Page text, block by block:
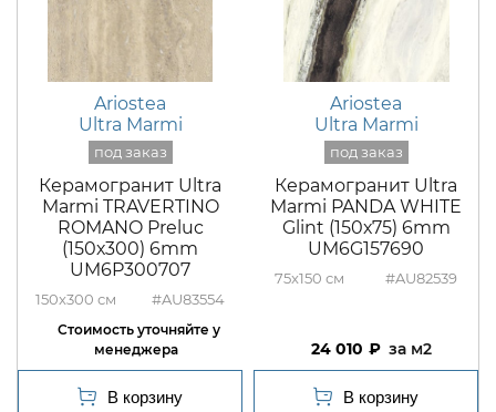
Ariostea
Ultra Marmi
Керамогранит Ultra
Marmi TRAVERTINO
ROMANO Preluc
(150х300) 6mm
UM6P300707
150x300 #AU83554
Ariostea
Ultra Marmi
Керамогранит Ultra
Marmi PANDA WHITE
Glint (150х75) 6mm
UM6G157690
75x150 #AU82539
24 010 м2